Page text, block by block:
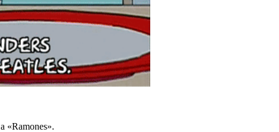
«Ramones».